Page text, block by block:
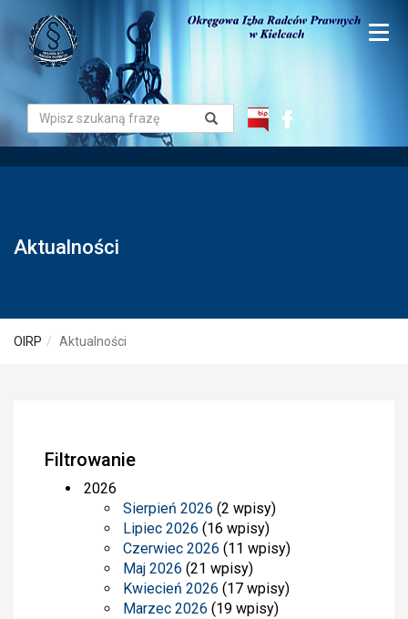
Aktualności
OIRP Aktualności
Filtrowanie
2026
Sierpień 2026 (2 wpisy)
Lipiec 2026 (16 wpisy)
Czerwiec 2026 (11 wpisy)
Maj 2026 (21 wpisy)
Kwiecień 2026 (17 wpisy)
Marzec 2026 (19 wpisy)